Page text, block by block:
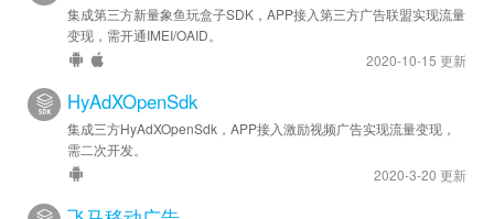
集成第三方新量象鱼玩盒子SDK，APP接入第三方广告联盟实现流量
变现，需开通IMEI/OAID。
2020-10-15 更新
HyAdXOpenSdk
集成三方HyAdXOpenSdk，APP接入激励视频广告实现流量变现，
需二次开发。
2020-3-20 更新